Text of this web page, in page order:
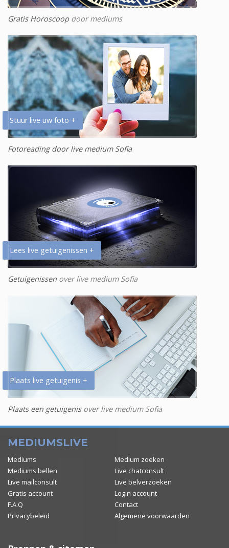
Gratis Horoscoopdoor mediums
Stuur live uw foto +
Fotoreading door live medium Sofia
Lees live getuigenissen +
Getuigenissen over live medium Sofia
Plaats live getuigenis +
Plaats een getuigenisover live medium Sofia
MEDIUMSLIVE
Mediums
Medium zoeken
Mediums bellen
Live chatconsult
Live mailconsult
Live belverzoeken
Gratis account
Login account
F.A.Q
Contact
Privacybeleid
Algemene voorwaarden